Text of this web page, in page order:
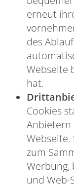
erneut
des
Webseite
hat.
Cookies
Anbietern
Webseite.
zum
und Web-